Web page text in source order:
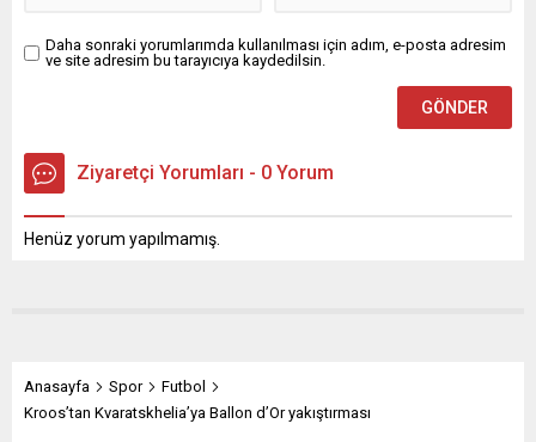
Daha sonraki yorumlarımda kullanılması için adım, e-posta adresim
ve site adresim bu tarayıcıya kaydedilsin.
Ziyaretçi Yorumları - 0 Yorum
Henüz yorum yapılmamış.
Anasayfa Spor
Futbol
Kroos’tan Kvaratskhelia’ya Ballon d’Or yakıştırması